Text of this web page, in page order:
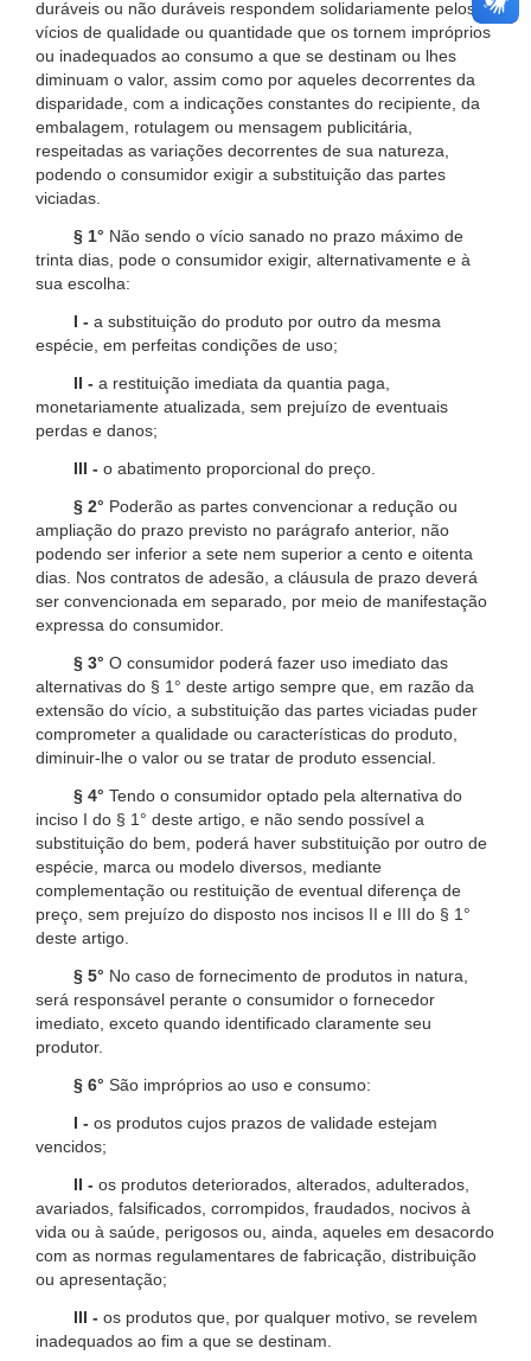
duráveis ou não duráveis respondem solidariamente pelos
vícios de qualidade ou quantidade que os tornem impróprios
ou inadequados ao consumo a que se destinam ou lhes
diminuam o valor, assim como por aqueles decorrentes da
disparidade, com a indicações constantes do recipiente, da
embalagem, rotulagem ou mensagem publicitária,
respeitadas as variações decorrentes de sua natureza,
podendo o consumidor exigir a substituição das partes
viciadas.
§ 1° Não sendo o vício sanado no prazo máximo de
trinta dias, pode o consumidor exigir, alternativamente e à
sua escolha:
I - a substituição do produto por outro da mesma
espécie, em perfeitas condições de uso;
II - a restituição imediata da quantia paga,
monetariamente atualizada, sem prejuízo de eventuais
perdas e danos;
III - o abatimento proporcional do preço.
§ 2° Poderão as partes convencionar a redução ou
ampliação do prazo previsto no parágrafo anterior, não
podendo ser inferior a sete nem superior a cento e oitenta
dias. Nos contratos de adesão, a cláusula de prazo deverá
ser convencionada em separado, por meio de manifestação
expressa do consumidor.
§ 3° O consumidor poderá fazer uso imediato das
alternativas do § 1° deste artigo sempre que, em razão da
extensão do vício, a substituição das partes viciadas puder
comprometer a qualidade ou características do produto,
diminuir-lhe o valor ou se tratar de produto essencial.
§ 4° Tendo o consumidor optado pela alternativa do
inciso I do § 1° deste artigo, e não sendo possível a
substituição do bem, poderá haver substituição por outro de
espécie, marca ou modelo diversos, mediante
complementação ou restituição de eventual diferença de
preço, sem prejuízo do disposto nos incisos II e III do § 1°
deste artigo.
§ 5° No caso de fornecimento de produtos in natura,
será responsável perante o consumidor o fornecedor
imediato, exceto quando identificado claramente seu
produtor.
§ 6° São impróprios ao uso e consumo:
I - os produtos cujos prazos de validade estejam
vencidos;
II - os produtos deteriorados, alterados, adulterados,
avariados, falsificados, corrompidos, fraudados, nocivos à
vida ou à saúde, perigosos ou, ainda, aqueles em desacordo
com as normas regulamentares de fabricação, distribuição
ou apresentação;
III - os produtos que, por qualquer motivo, se revelem
inadequados ao fim a que se destinam.